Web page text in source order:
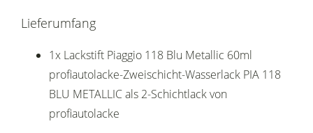
Lieferumfang
1x Lackstift Piaggio 118 Blu Metallic 60ml
profiautolacke-Zweischicht-Wasserlack PIA 118
BLU METALLIC als 2-Schichtlack von
profiautolacke